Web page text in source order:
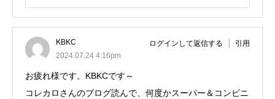
KBKC
2024.07.24 4:16pm
ログインして返信する 引用
お疲れ様です。KBKCです～
コレカロさんのブログ読んで、何度かスーパー＆コンビニ